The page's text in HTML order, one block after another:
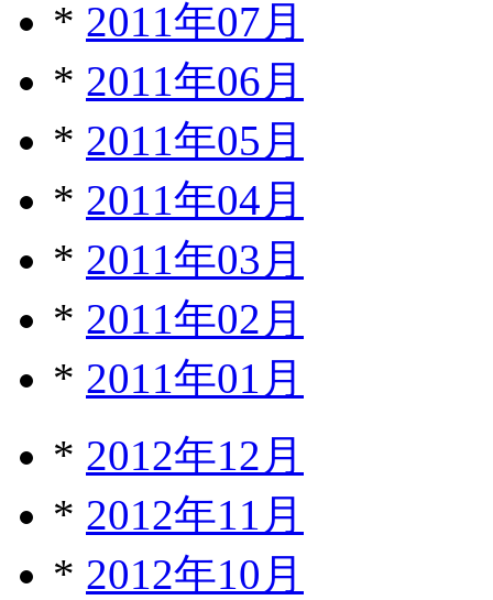
* 2011年07月
* 2011年06月
* 2011年05月
* 2011年04月
* 2011年03月
* 2011年02月
* 2011年01月
* 2012年12月
* 2012年11月
* 2012年10月